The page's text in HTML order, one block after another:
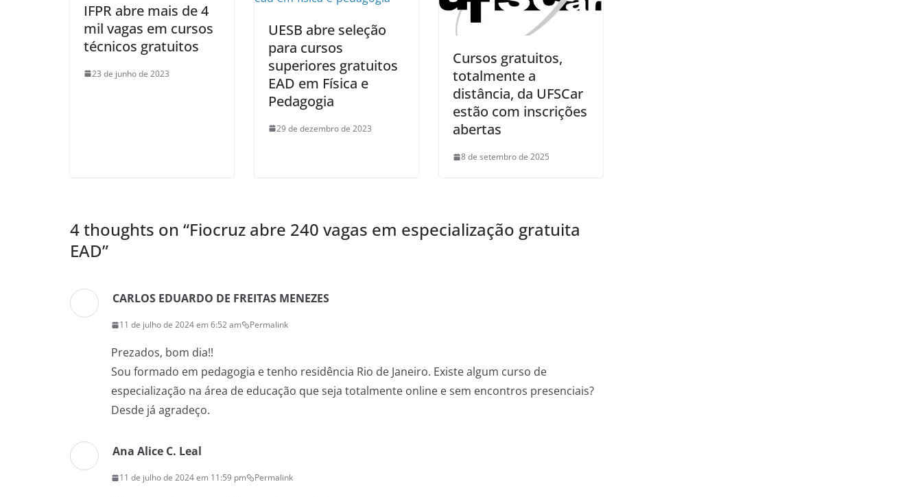
IFPR abre mais de 4
mil vagas em cursos
técnicos gratuitos
23 de junho de 2023
UESB abre seleção
para cursos
superiores gratuitos
EAD em Física e
Pedagogia
29 de dezembro de 2023
Cursos gratuitos,
totalmente a
distância, da UFSCar
estão com inscrições
abertas
8 de setembro de 2025
4 thoughts on “Fiocruz abre 240 vagas em especialização gratuita
EAD”
CARLOS EDUARDO DE FREITAS MENEZES
11 de julho de 2024 em 6:52 am Permalink
Prezados, bom dia!!
Sou formado em pedagogia e tenho residência Rio de Janeiro. Existe algum curso de
especialização na área de educação que seja totalmente online e sem encontros presenciais?
Desde já agradeço.
Ana Alice C. Leal
11 de julho de 2024 em 11:59 pm Permalink